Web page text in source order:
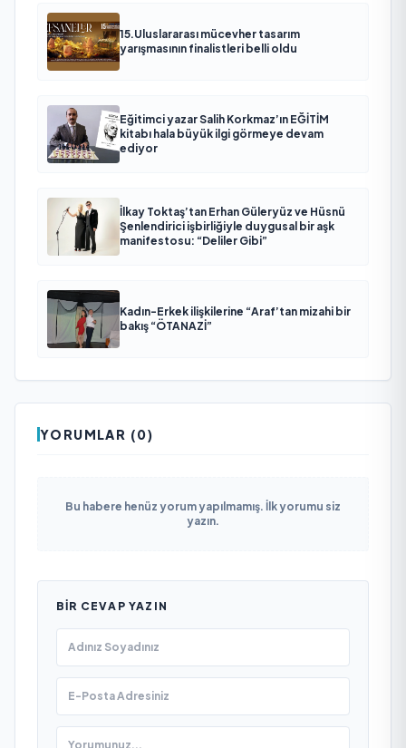
15.Uluslararası mücevher tasarım
yarışmasının finalistleri belli oldu
Eğitimci yazar Salih Korkmaz’ın EĞİTİM
kitabı hala büyük ilgi görmeye devam
ediyor
İlkay Toktaş’tan Erhan Güleryüz ve Hüsnü
Şenlendirici işbirliğiyle duygusal bir aşk
manifestosu: “Deliler Gibi”
Kadın-Erkek ilişkilerine “Araf’tan mizahi bir
bakış “ÖTANAZİ”
YORUMLAR (0)
Bu habere henüz yorum yapılmamış. İlk yorumu siz
yazın.
BIR CEVAP YAZIN